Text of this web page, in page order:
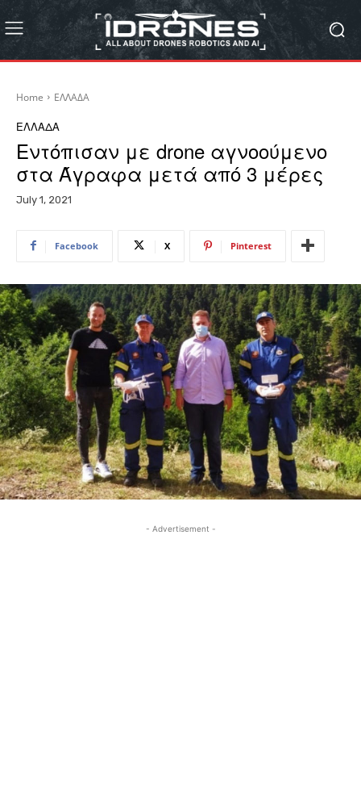
Home ΕΛΛΑΔΑ
ΕΛΛΑΔΑ
Εντόπισαν με drone αγνοούμενο
στα Άγραφα μετά από 3 μέρες
July 1, 2021
Facebook X Pinterest
- Advertisement -